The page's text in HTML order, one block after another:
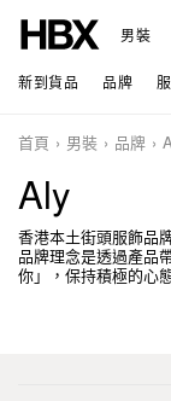
男裝
新到貨品 品牌
首頁 男裝 品牌
Aly
香港本土街頭服飾品
品牌理念是透過產品
你」，保持積極的心